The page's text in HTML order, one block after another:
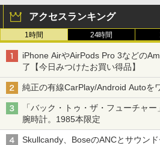
アクセスランキング
1時間 24時間
iPhone AirやAirPods Pro 3などの
了【今日みつけたお買い得品】
純正の有線CarPlay/Android Autoを
「バック・トゥ・ザ・フューチャ
腕時計。1985本限定
Skullcandy、BoseのANCとサウン